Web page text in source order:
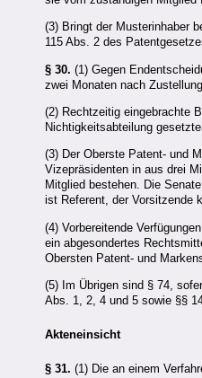
(3) Bringt der Musterinhaber
115 Abs. 2 des
§ 30. (1) Gegen
zwei Monaten nach
(2) Rechtzeitig eingebrachte
Nichtigkeitsabteilung
(3) Der Oberste Patent- und
Vizepräsidenten in aus drei
Mitglied bestehen. Die
ist Referent, der Vorsitzende
(4) Vorbereitende
ein abgesondertes
Obersten Patent- und
(5) Im Übrigen sind § 74,
Abs. 1, 2, 4 und 5 sowie §§
Akteneinsicht
§ 31. (1) Die an einem